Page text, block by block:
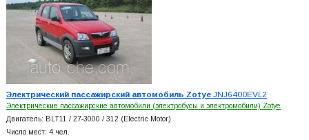
Электрический пассажирский автомобиль ZotyeJNJ6400EVL2
Электрические пассажирские автомобили (электробусы и электромобили) Zotye
Двигатель: BLT11 / 27-3000 / 312 (Electric Motor)
Число мест: 4 чел.